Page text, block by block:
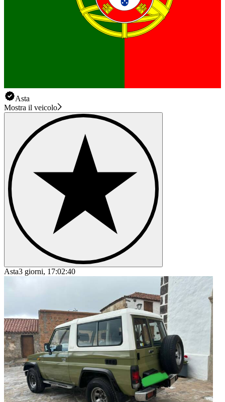
Asta
Mostra il veicolo
Asta3 giorni, 17:02:40